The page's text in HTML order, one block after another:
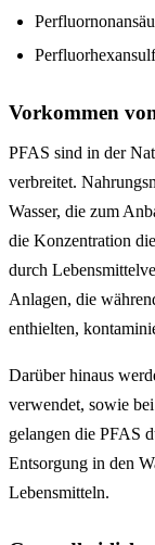
Vorkommen
PFAS sind in der
verbreitet.
Wasser, die zum
die Konzentration
durch
Anlagen, die
enthielten,
Darüber hinaus
verwendet, sowie
gelangen die PFAS
Entsorgung in den
Lebensmitteln.